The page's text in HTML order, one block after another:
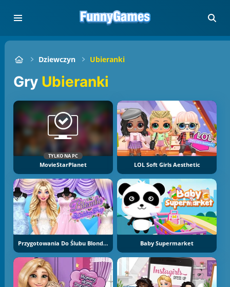
Dziewczyn Ubieranki
Gry Ubieranki
TYLKO NA PC
MovieStarPlanet LOL Soft Girls Aesthetic
Przygotowania Do Ślubu Blondynki Baby Supermarket